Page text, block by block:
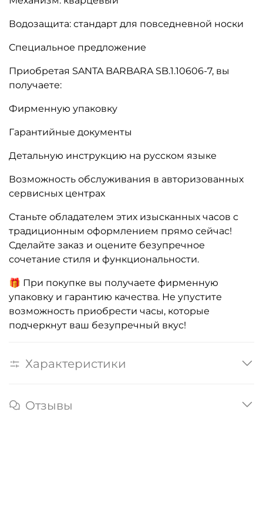
Водозащита: стандарт для повседневной носки
Специальное предложение
Приобретая SANTA BARBARA SB.1.10606-7, вы
получаете:
Фирменную упаковку
Гарантийные документы
Детальную инструкцию на русском языке
Возможность обслуживания в авторизованных
сервисных центрах
Станьте обладателем этих изысканных часов с
традиционным оформлением прямо сейчас!
Сделайте заказ и оцените безупречное
сочетание стиля и функциональности.
🎁 При покупке вы получаете фирменную
упаковку и гарантию качества. Не упустите
возможность приобрести часы, которые
подчеркнут ваш безупречный вкус!
Характеристики
Отзывы